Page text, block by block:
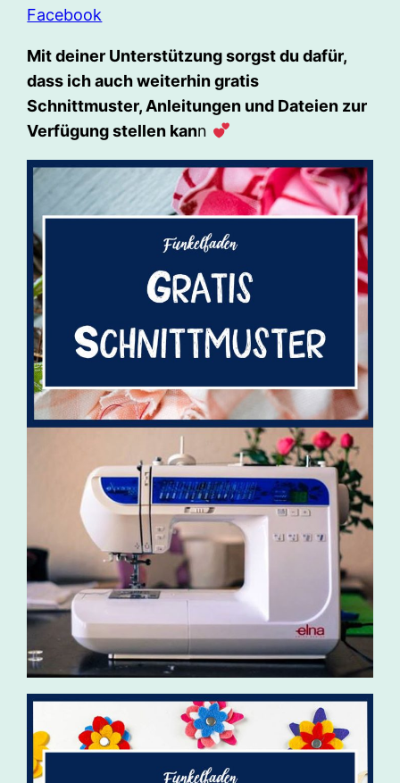
Facebook
Mit deiner Unterstützung sorgst du dafür,
dass ich auch weiterhin gratis
Schnittmuster, Anleitungen und Dateien zur
Verfügung stellen kann